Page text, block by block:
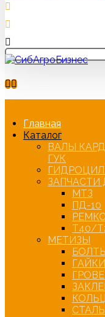
Главная
Каталог
ВАЛЫ
ГУК
ЗАПЧАСТИ
МТЗ
ПД-10
Т40/
МЕТИЗЫ
ГАЙКИ